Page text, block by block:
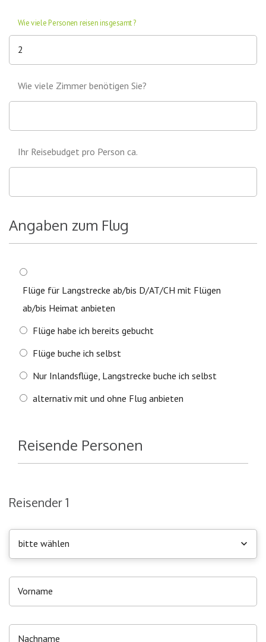
Wie viele Personen reisen insgesamt?
Wie viele Zimmer benötigen Sie?
Ihr Reisebudget pro Person ca.
Angaben zum Flug
Flüge für Langstrecke ab/bis D/AT/CH mit Flügen
ab/bis Heimat anbieten
Flüge habe ich bereits gebucht
Flüge buche ich selbst
Nur Inlandsflüge, Langstrecke buche ich selbst
alternativ mit und ohne Flug anbieten
Reisende Personen
Reisender 1
bitte wählen